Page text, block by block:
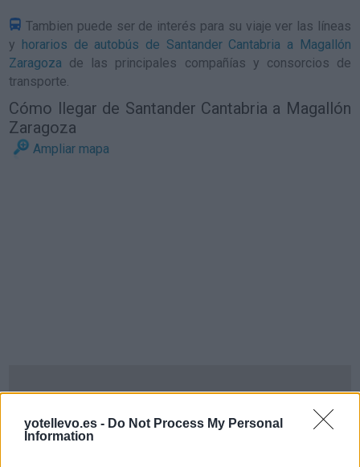
yotellevo.es - Do Not Process My Personal
Information
Tambien puede ser de interés para su viaje ver las líneas
y horarios de autobús de Santander Cantabria a Magallón
Zaragoza de las principales compañías y consorcios de
transporte.
Cómo llegar de Santander Cantabria a Magallón
Zaragoza
Ampliar mapa